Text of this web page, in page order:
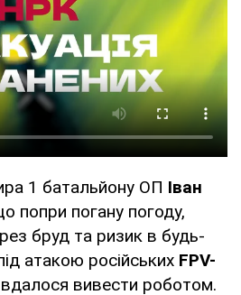
1 батальйону ОП Іван
попри погану погоду,
бруд та ризик в будь-
атакою російських FPV-
вивести роботом.